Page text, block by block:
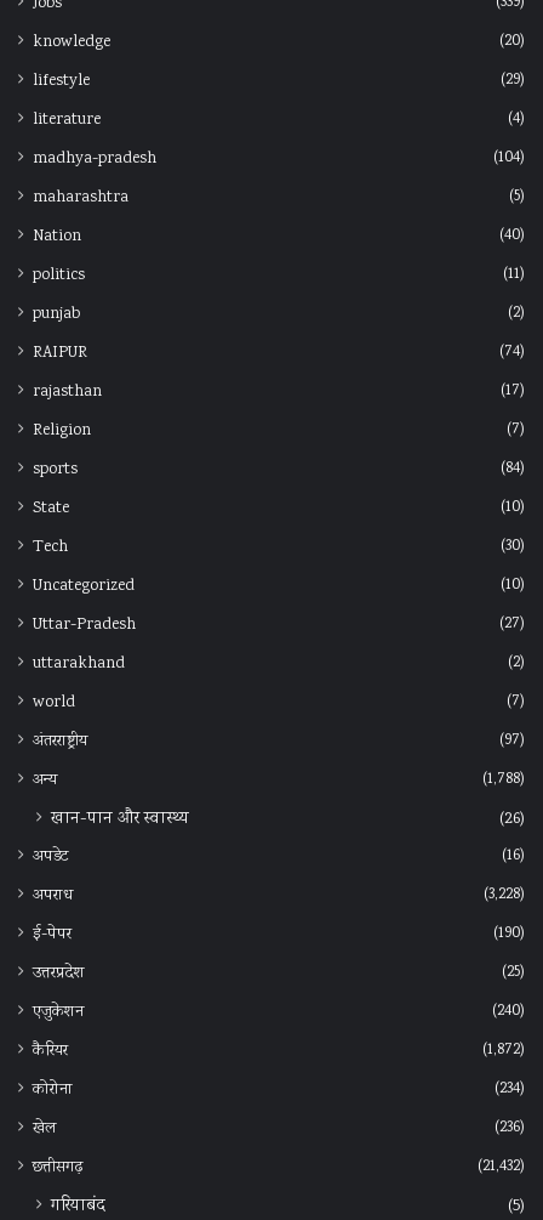
knowledge
(20)
lifestyle
(29)
literature
(4)
madhya-pradesh
(104)
maharashtra
(5)
Nation
(40)
politics
(11)
punjab
(2)
RAIPUR
(74)
rajasthan
(17)
Religion
(7)
sports
(84)
State
(10)
Tech
(30)
Uncategorized
(10)
Uttar-Pradesh
(27)
uttarakhand
(2)
world
(7)
अंतरराष्ट्रीय
(97)
अन्‍य
(1,788)
खान-पान और स्वास्थ्य (26)
अपडेट
(16)
अपराध
(3,228)
ई-पेपर
(190)
उत्तरप्रदेश
(25)
एजुकेशन
(240)
कैरियर
(1,872)
कोरोना
(234)
खेल
(236)
छत्तीसगढ़
(21,432)
गरियाबंद
(5)